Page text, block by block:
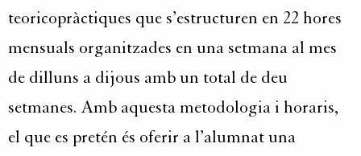
teoricopràctiques que s’estructuren en 22 hores
mensuals organitzades en una setmana al mes
de dilluns a dijous amb un total de deu
setmanes. Amb aquesta metodologia i horaris,
el que es pretén és oferir a l’alumnat una